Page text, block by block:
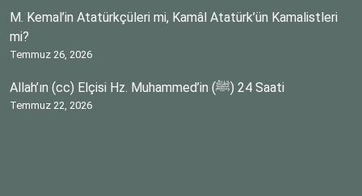
M. Kemal’in Atatürkçüleri mi, Kamâl Atatürk’ün Kamalistleri
mi?
Temmuz 26, 2026
Allah’ın (cc) Elçisi Hz. Muhammed’in (ﷺ) 24 Saati
Temmuz 22, 2026